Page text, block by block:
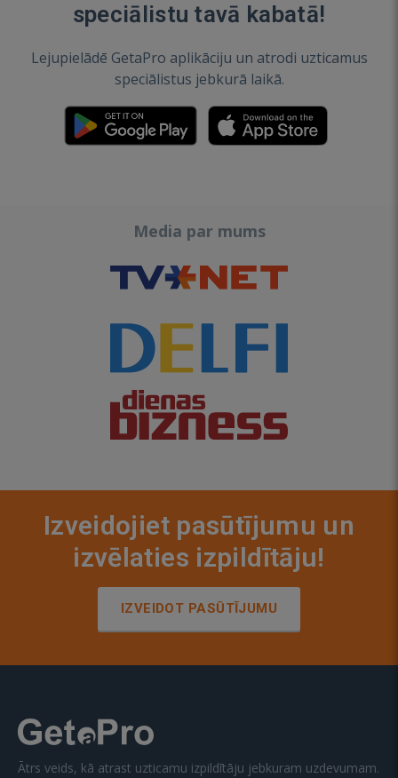
speciālistu tavā kabatā!
Lejupielādē GetaPro aplikāciju un atrodi uzticamus
speciālistus jebkurā laikā.
Media par mums
Izveidojiet pasūtījumu un
izvēlaties izpildītāju!
IZVEIDOT PASŪTĪJUMU
Ātrs veids, kā atrast uzticamu izpildītāju jebkuram uzdevumam.